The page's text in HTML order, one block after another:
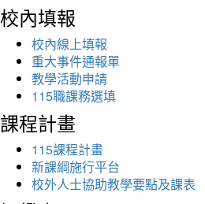
校內填報
校內線上填報
重大事件通報單
教學活動申請
115職課務選填
課程計畫
115課程計畫
新課綱施行平台
校外人士協助教學要點及課表